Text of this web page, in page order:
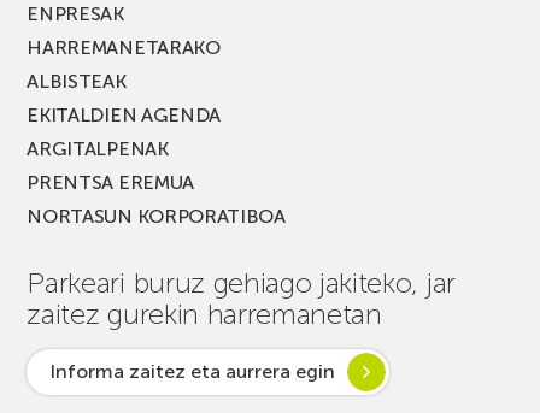
ENPRESAK
HARREMANETARAKO
ALBISTEAK
EKITALDIEN AGENDA
ARGITALPENAK
PRENTSA EREMUA
NORTASUN KORPORATIBOA
Parkeari buruz gehiago jakiteko, jar
zaitez gurekin harremanetan
Informa zaitez eta aurrera egin